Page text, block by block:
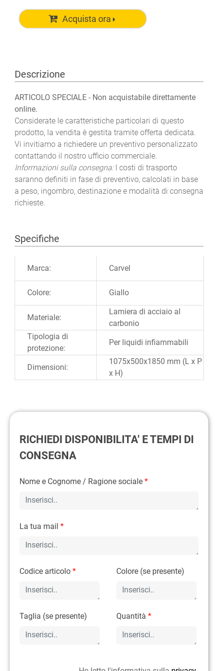
Acquista ora
Descrizione
ARTICOLO SPECIALE - Non acquistabile direttamente
online.
Considerate le caratteristiche particolari di questo
prodotto, la vendita è gestita tramite offerta dedicata.
Vi invitiamo a richiedere un preventivo personalizzato
contattando il nostro ufficio commerciale.
Informazioni sulla consegna:I costi di trasporto
saranno definiti in fase di preventivo, calcolati in base
a peso, ingombro, destinazione e modalità di consegna
richieste.
Specifiche
Marca: Carvel
Colore: Giallo
Materiale:
Lamiera di acciaio al
carbonio
Tipologia di
protezione:
Per liquidi infiammabili
Dimensioni:
1075x500x1850 mm (L x P
x H)
RICHIEDI DISPONIBILITA' E TEMPI DI
CONSEGNA
Nome e Cognome / Ragione sociale *
La tua mail *
Codice articolo * Colore (se presente)
Taglia (se presente) Quantità*